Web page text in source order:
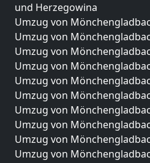
und Herzegowina
Umzug von
Umzug von
Umzug von
Umzug von
Umzug von
Umzug von
Umzug von
Umzug von
Umzug von
Umzug von